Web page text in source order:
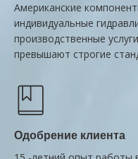
Американские
индивидуальные
производственные
превышают строгие
Одобрение клиента